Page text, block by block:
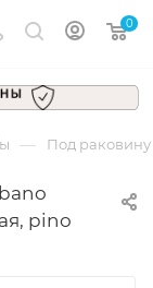
0
— Под раковину
pino